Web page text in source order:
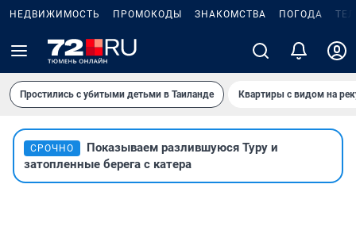
НЕДВИЖИМОСТЬ ПРОМОКОДЫ ЗНАКОМСТВА ПОГОДА
Простились с убитыми детьми в Таиланде Квартиры с видом на
СРОЧНО
Показываем разлившуюся Туру и
затопленные берега с катера